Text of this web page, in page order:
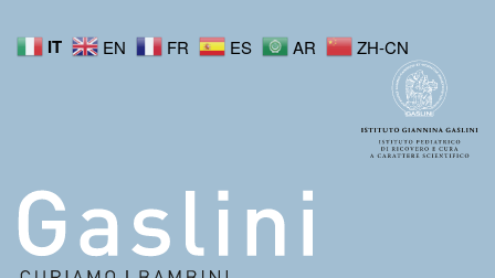
IT EN FR ES AR ZH-CN